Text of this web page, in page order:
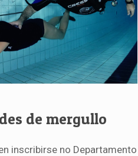
de mergullo
inscribirse no Departamento